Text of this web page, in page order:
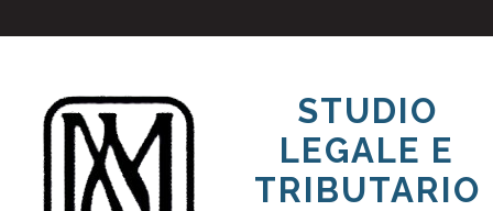
STUDIO
LEGALE E
TRIBUTARIO